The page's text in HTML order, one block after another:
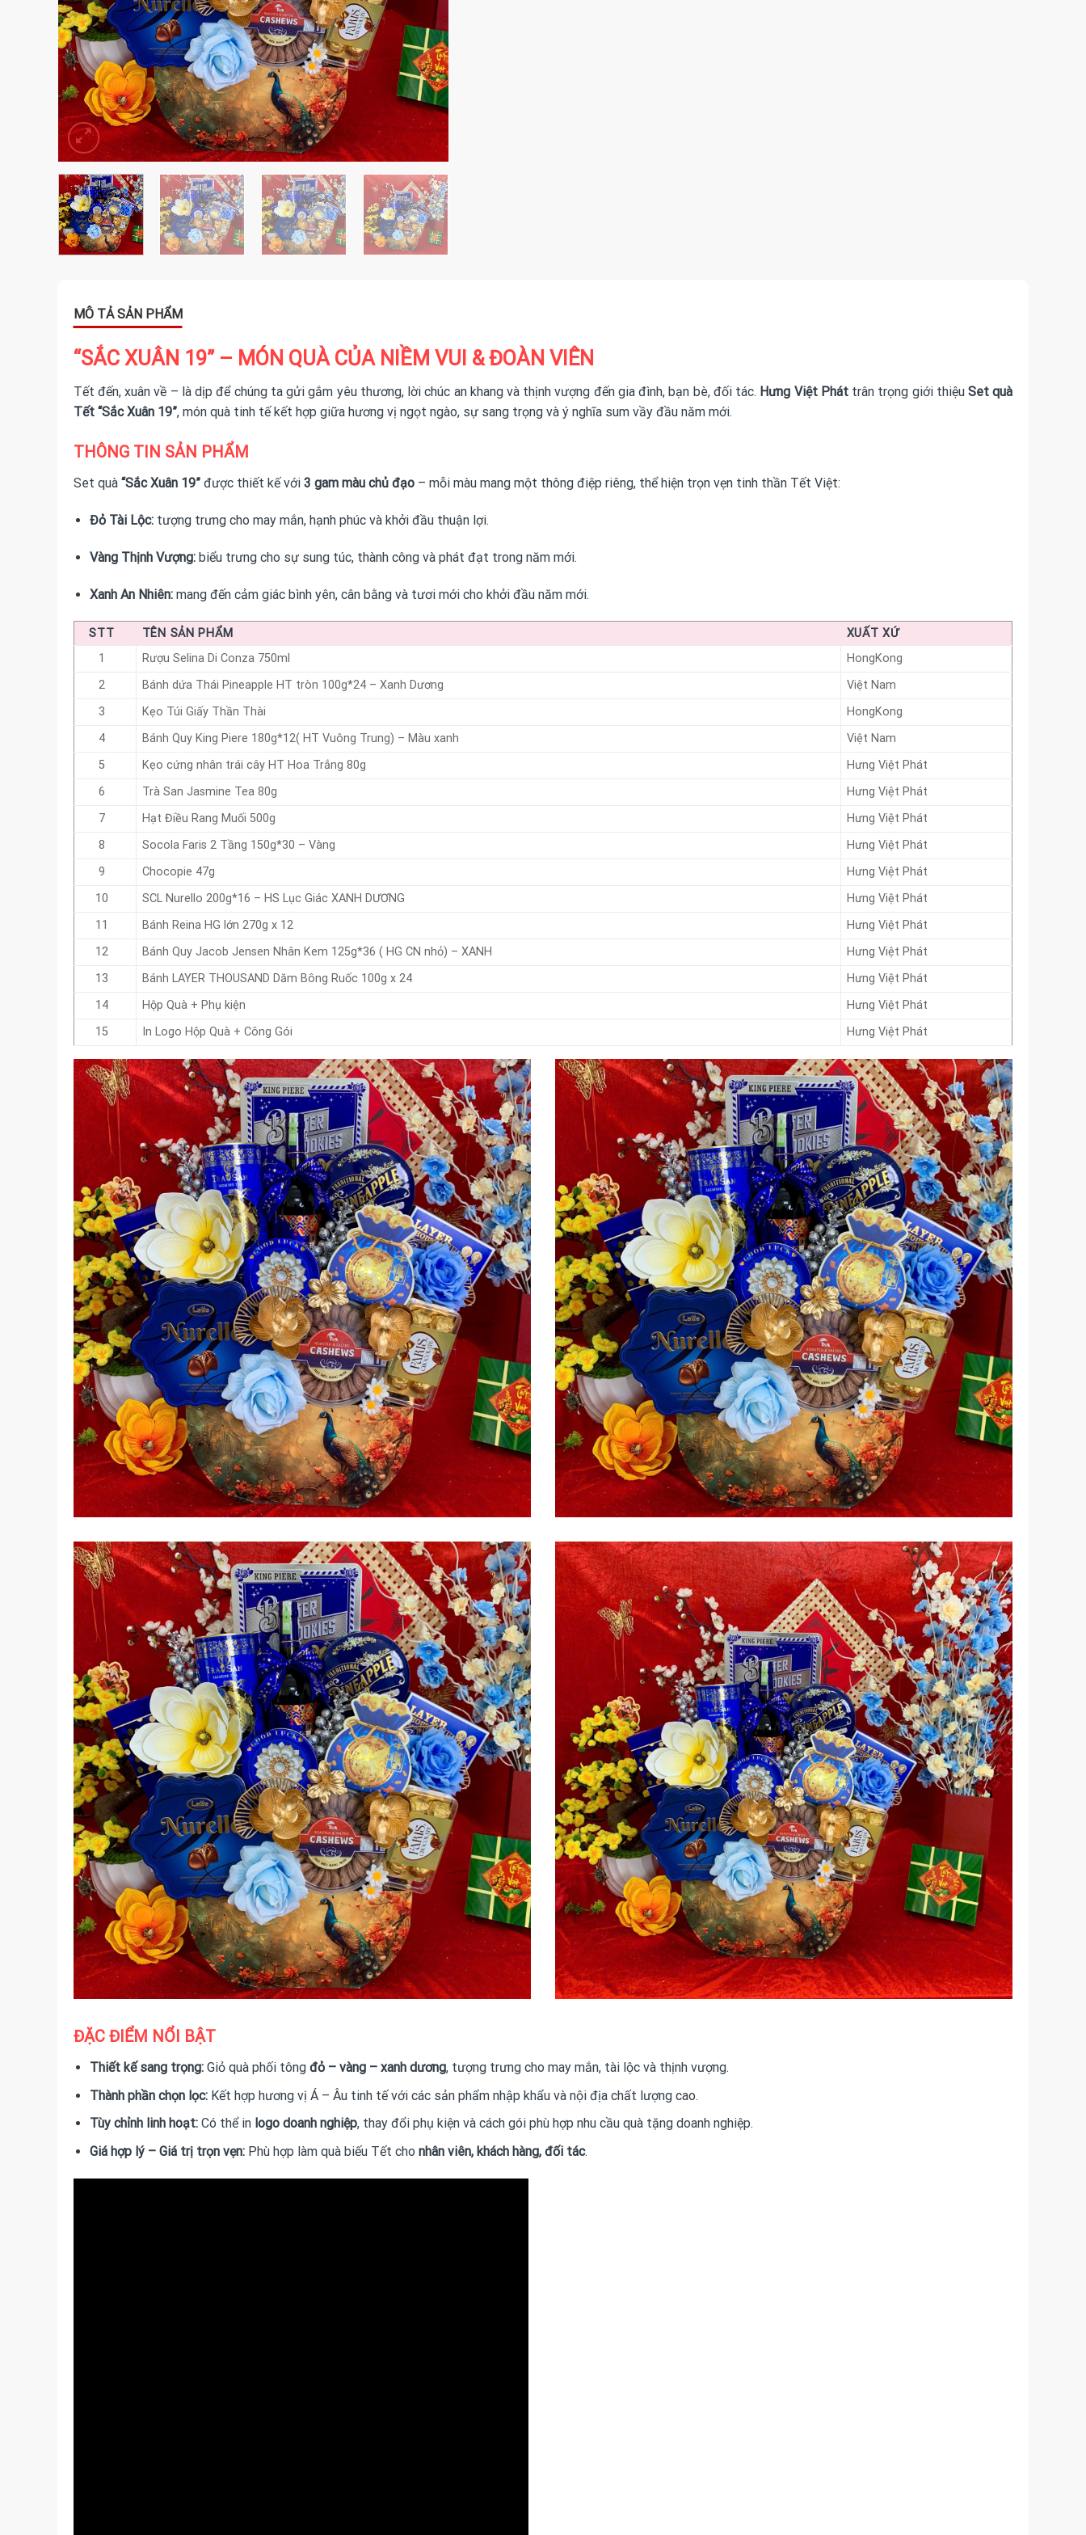
“SẮC XUÂN 19” – MÓN QUÀ CỦA NIỀM VUI & ĐOÀN VIÊN
Tết đến, xuân về – là dịp để chúng ta gửi gắm yêu thương, lời chúc an khang và thịnh vượng đến gia đình, bạn bè, đối tác. Hưng Việt Pháttrân trọng giới thiệuSet quà
Tết “Sắc Xuân 19”, món quà tinh tế kết hợp giữa hương vị ngọt ngào, sự sang trọng và ý nghĩa sum vầy đầu năm mới.
THÔNG TIN SẢN PHẨM
Set quà “Sắc Xuân 19”được thiết kế với 3 gam màu chủ đạo– mỗi màu mang một thông điệp riêng, thể hiện trọn vẹn tinh thần Tết Việt:
Đỏ Tài Lộc: tượng trưng cho may mắn, hạnh phúc và khởi đầu thuận lợi.
Vàng Thịnh Vượng: biểu trưng cho sự sung túc, thành công và phát đạt trong năm mới.
Xanh An Nhiên: mang đến cảm giác bình yên, cân bằng và tươi mới cho khởi đầu năm mới.
STT TÊN SẢN PHẨM
XUẤT XỨ
1
Rượu Selina Di Conza 750ml
HongKong
2
Bánh dứa Thái Pineapple HT tròn 100g*24 – Xanh Dương
Việt Nam
3
Kẹo Túi Giấy Thần Thài
HongKong
4
Bánh Quy King Piere 180g*12( HT Vuông Trung) – Màu xanh
Việt Nam
5
Kẹo cứng nhân trái cây HT Hoa Trắng 80g
Hưng Việt Phát
6
Trà San Jasmine Tea 80g
Hưng Việt Phát
7
Hạt Điều Rang Muối 500g
Hưng Việt Phát
8
Socola Faris 2 Tầng 150g*30 – Vàng
Hưng Việt Phát
9
Chocopie 47g
Hưng Việt Phát
10
SCL Nurello 200g*16 – HS Lục Giác XANH DƯƠNG
Hưng Việt Phát
11
Bánh Reina HG lớn 270g x 12
Hưng Việt Phát
12
Bánh Quy Jacob Jensen Nhân Kem 125g*36 ( HG CN nhỏ) – XANH
Hưng Việt Phát
13
Bánh LAYER THOUSAND Dăm Bông Ruốc 100g x 24
Hưng Việt Phát
14
Hộp Quà + Phụ kiện
Hưng Việt Phát
15
In Logo Hộp Quà + Công Gói Hưng Việt Phát
ĐẶC ĐIỂM NỔI BẬT
Thiết kế sang trọng: Giỏ quà phối tôngđỏ – vàng – xanh dương, tượng trưng cho may mắn, tài lộc và thịnh vượng.
Thành phần chọn lọc: Kết hợp hương vị Á – Âu tinh tế với các sản phẩm nhập khẩu và nội địa chất lượng cao.
Tùy chỉnh linh hoạt: Có thể in logo doanh nghiệp, thay đổi phụ kiện và cách gói phù hợp nhu cầu quà tặng doanh nghiệp.
Giá hợp lý – Giá trị trọn vẹn: Phù hợp làm quà biếu Tết chonhân viên, khách hàng, đối tác.